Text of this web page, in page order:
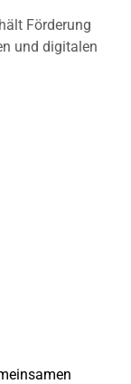
Förderung
und digitalen